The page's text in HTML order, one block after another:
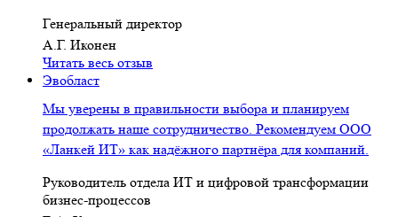
Генеральный директор
А.Г. Иконен
Читать весь отзыв
Эвобласт
Мы уверены в правильности выбора и планируем
продолжать наше сотрудничество. Рекомендуем ООО
«Ланкей ИТ» как надёжного партнёра для компаний.
Руководитель отдела ИТ и цифровой трансформации
бизнес-процессов